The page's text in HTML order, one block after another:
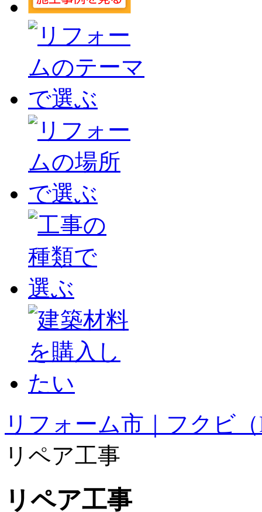
リフォーム市｜フクビ
リペア工事
リペア工事